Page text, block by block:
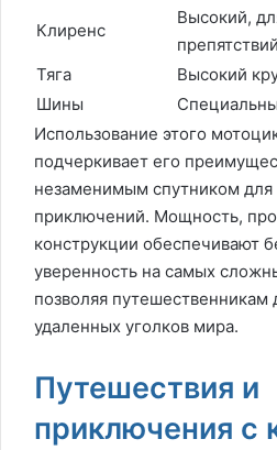
Клиренс
Высокий,
препятствий
Тяга
Высокий
Шины
Использование этого
подчеркивает его
незаменимым спутником для
приключений. Мощность,
конструкции обеспечивают
уверенность на самых
позволяя путешественникам
удаленных уголков мира.
Путешествия и
приключения с